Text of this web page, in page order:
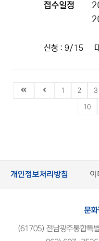
접수일정
신청 : 9/15
1 2 3
10
개인정보처리방침 이
문
(61705) 전남광주통합특